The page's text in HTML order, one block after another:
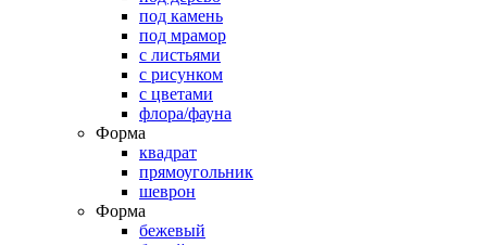
под камень
под мрамор
с листьями
с рисунком
с цветами
флора/фауна
Форма
квадрат
прямоугольник
шеврон
Форма
бежевый